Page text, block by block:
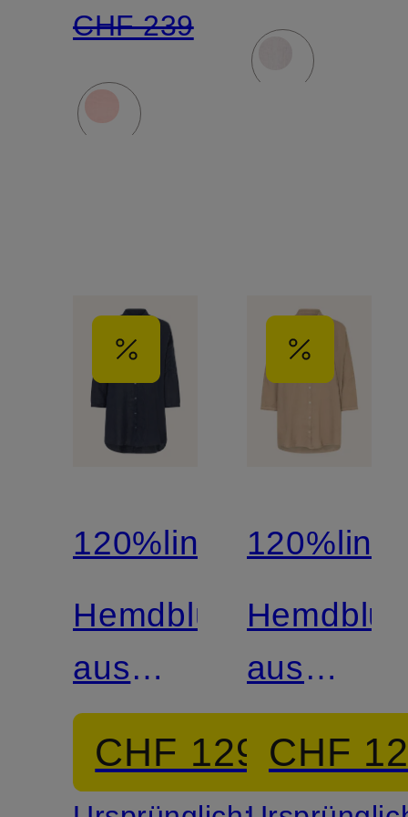
CHF 239
120%lino
Hemdbluse
aus
Leinen
mit 3/4-
CHF 129
120%lino
aus
Leinen
mit 3/4-
CHF